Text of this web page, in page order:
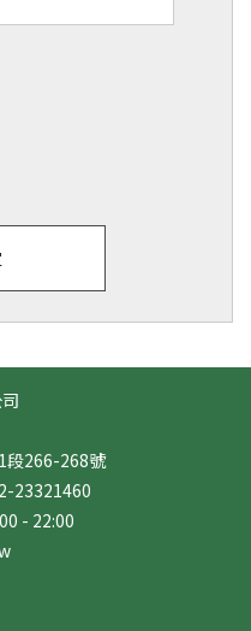
段266-268號
23321460
- 22:00